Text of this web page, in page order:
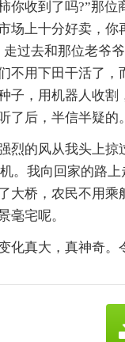
你收到了吗?”那位
场上十分好卖，你
走过去和那位老爷
不用下田干活了，
子，用机器人收割
了后，半信半疑的。
烈的风从我头上掠
。我向回家的路
大桥，农民不用乘
毫宅呢。
化真大，真神奇。